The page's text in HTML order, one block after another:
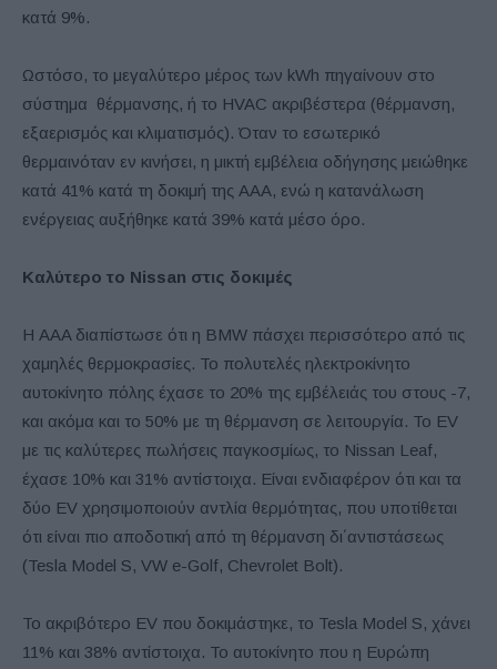
κατά 9%.
Ωστόσο, το μεγαλύτερο μέρος των kWh πηγαίνουν στο
σύστημα θέρμανσης, ή το HVAC ακριβέστερα (θέρμανση,
εξαερισμός και κλιματισμός). Όταν το εσωτερικό
θερμαινόταν εν κινήσει, η μικτή εμβέλεια οδήγησης μειώθηκε
κατά 41% κατά τη δοκιμή της AAA, ενώ η κατανάλωση
ενέργειας αυξήθηκε κατά 39% κατά μέσο όρο.
Καλύτερο το Nissan στις δοκιμές
Η AAA διαπίστωσε ότι η BMW πάσχει περισσότερο από τις
χαμηλές θερμοκρασίες. Το πολυτελές ηλεκτροκίνητο
αυτοκίνητο πόλης έχασε το 20% της εμβέλειάς του στους -7,
και ακόμα και το 50% με τη θέρμανση σε λειτουργία. Το EV
με τις καλύτερες πωλήσεις παγκοσμίως, το Nissan Leaf,
έχασε 10% και 31% αντίστοιχα. Είναι ενδιαφέρον ότι και τα
δύο EV χρησιμοποιούν αντλία θερμότητας, που υποτίθεται
ότι είναι πιο αποδοτική από τη θέρμανση δι΄αντιστάσεως
(Tesla Model S, VW e-Golf, Chevrolet Bolt).
Το ακριβότερο EV που δοκιμάστηκε, το Tesla Model S, χάνει
11% και 38% αντίστοιχα. Το αυτοκίνητο που η Ευρώπη